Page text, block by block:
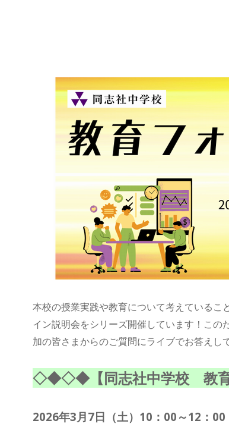
本校の授業実践や教育について考えている
イン説明会をシリーズ開催しています！こ
加の皆さまからのご質問にライブでお答えし
◇◆◇◆【同志社中学校 教
2026年3月7日（土）10：00～12：00